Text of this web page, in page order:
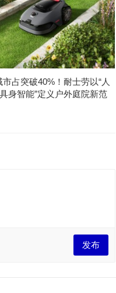
市占突破40%！耐士劳以“人
身智能”定义户外庭院新范
发布